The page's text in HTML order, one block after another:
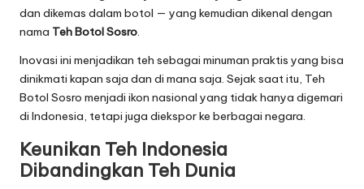
dan dikemas dalam botol — yang kemudian dikenal dengan
nama Teh Botol Sosro.
Inovasi ini menjadikan teh sebagai minuman praktis yang bisa
dinikmati kapan saja dan di mana saja. Sejak saat itu, Teh
Botol Sosro menjadi ikon nasional yang tidak hanya digemari
di Indonesia, tetapi juga diekspor ke berbagai negara.
Keunikan Teh Indonesia
Dibandingkan Teh Dunia